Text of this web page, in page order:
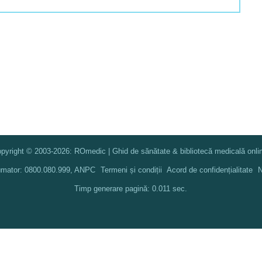
© 2003-2026: ROmedic | Ghid de sănătate & bibliotecă medicală
0800.080.999, ANPC Termeni și condiții Acord de confidențialitate
Timp generare pagină: 0.011 sec.